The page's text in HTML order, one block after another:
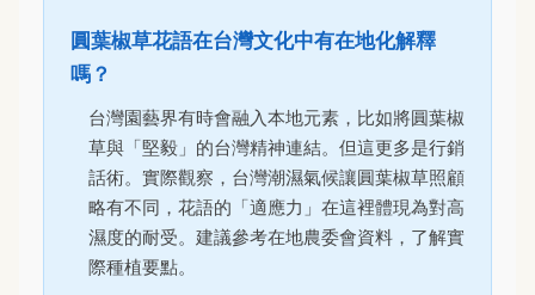
圓葉椒草花語在台灣文化中有在地化解釋
嗎？
台灣園藝界有時會融入本地元素，比如將圓葉椒
草與「堅毅」的台灣精神連結。但這更多是行銷
話術。實際觀察，台灣潮濕氣候讓圓葉椒草照顧
略有不同，花語的「適應力」在這裡體現為對高
濕度的耐受。建議參考在地農委會資料，了解實
際種植要點。